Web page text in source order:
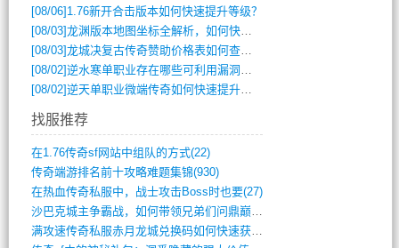
[08/06] 1.76新开合击版本如何快速提升等级？
[08/03]龙渊版本地图坐标全解析，如何快速定位BOSS位置？
[08/03]龙城决复古传奇赞助价格表如何查询？
[08/02]逆水寒单职业存在哪些可利用漏洞？如何快速提升战力？
[08/02]逆天单职业微端传奇如何快速提升战力？新手必看攻略
找服推荐
在1.76传奇sf网站中组队的方式(22)
传奇端游排名前十攻略难题集锦(930)
在热血传奇私服中，战士攻击Boss时也要(27)
沙巴克城主争霸战，如何带领兄弟们问鼎巅峰(565)
满攻速传奇私服赤月龙城兑换码如何快速获取(676)